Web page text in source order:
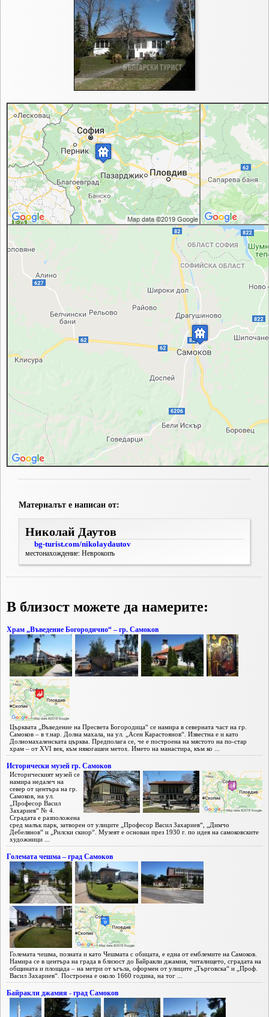
Материалът е написан от:
Николай Даутов
bg-turist.com/nikolaydautov
местонахождение: Неврокопъ
В близост можете да намерите:
Храм „Въведение Богородично“ – гр. Самоков
Църквата „Въведение на Пресвета Богородица“ се намира в северната част на гр.
Самоков – в т.нар. Долна махала, на ул. „Асен Карастоянов“. Известна е и като
Долномахаленската църква. Предполага се, че е построена на мястото на по-стар
храм – от XVI век, към някогашен метох. Името на манастира, към ко ...
Исторически музей гр. Самоков
Историческият музей се
намира недалеч на
север от центъра на гр.
Самоков, на ул.
„Професор Васил
Захариев“ № 4.
Сградата е разположена
сред малък парк, затворен от улиците „Професор Васил Захариев“, „Димчо
Дебелянов“ и „Рилски скиор“. Музеят е основан през 1930 г. по идея на самоковските
художници ...
Големата чешма – град Самоков
Големата чешма, позната и като Чешмата с обицата, е една от емблемите на Самоков.
Намира се в центъра на града в близост до Байракли джамия, читалището, сградата на
общината и площада – на метри от ъгъла, оформен от улиците „Търговска“ и „Проф.
Васил Захариев“. Построена е около 1660 година, на тог ...
Байракли джамия - град Самоков